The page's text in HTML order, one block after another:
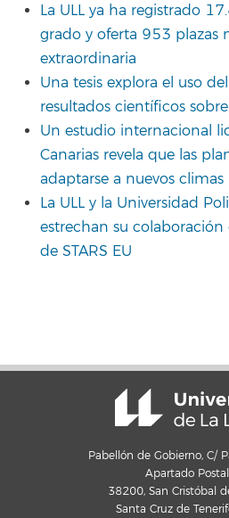
La ULL ya ha registrado
grado y oferta 953 plazas
extraordinaria
Una tesis explora el uso
resultados científicos
Un estudio internacional
Canarias revela que las
adaptarse a nuevos climas
La ULL y la Universidad
estrechan su
de STARS EU
Pabellón de Gobierno, C/
Apartado
38200, San Cristóbal
Santa Cruz de